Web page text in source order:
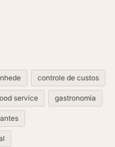
controle de custos
service gastronomia